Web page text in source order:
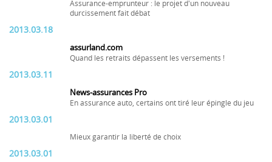
Assurance-emprunteur : le projet d'un nouveau
durcissement fait débat
2013.03.18
assurland.com
Quand les retraits dépassent les versements !
2013.03.11
News-assurances Pro
En assurance auto, certains ont tiré leur épingle du jeu
2013.03.01
Mieux garantir la liberté de choix
2013.03.01